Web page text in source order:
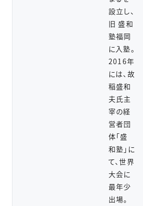
設立し、
旧 盛和
塾福岡
に入塾。
2016年
には、故
稲盛和
夫氏主
宰の経
営者団
体「盛
和塾」に
て、世界
大会に
最年少
出場。